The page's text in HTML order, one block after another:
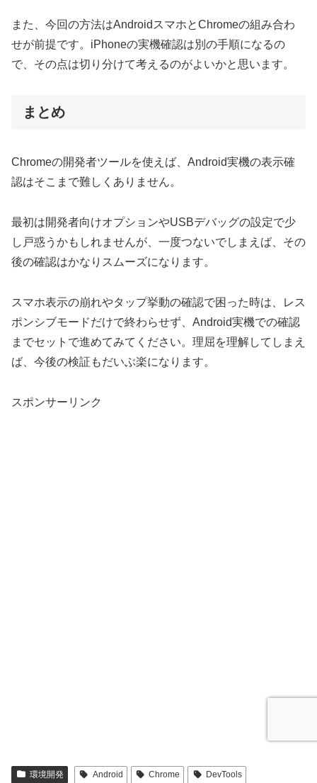
また、今回の方法はAndroidスマホとChromeの組み合わ
せが前提です。iPhoneの実機確認は別の手順になるの
で、その点は切り分けて考えるのがよいかと思います。
まとめ
Chromeの開発者ツールを使えば、Android実機の表示確
認はそこまで難しくありません。
最初は開発者向けオプションやUSBデバッグの設定で少
し戸惑うかもしれませんが、一度つないでしまえば、その
後の確認はかなりスムーズになります。
スマホ表示の崩れやタップ挙動の確認で困った時は、レス
ポンシブモードだけで終わらせず、Android実機での確認
までセットで進めてみてください。理屈を理解してしまえ
ば、今後の検証もだいぶ楽になります。
スポンサーリンク
環境開発 Android Chrome DevTools